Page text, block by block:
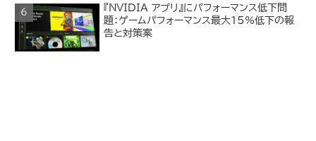
『NVIDIA アプリ』にパフォーマンス低下問
題：ゲームパフォーマンス最大15%低下の報
告と対策案